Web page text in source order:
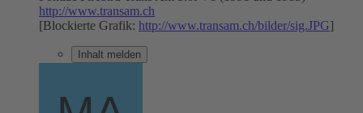
http://www.transam.ch
[Blockierte Grafik: http://www.transam.ch/bilder/sig.JPG]
Inhalt melden